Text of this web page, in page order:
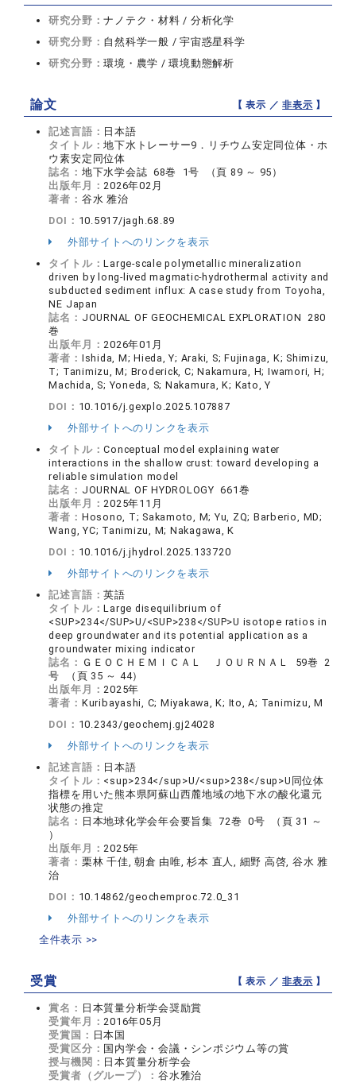
研究分野：ナノテク・材料 / 分析化学
研究分野： 自然科学一般 / 宇宙惑星科学
研究分野：環境・農学 / 環境動態解析
論文 【 表示 ／非表示 】
記述言語： 日本語
タイトル：地下水トレーサー9．リチウム安定同位体・ホ
ウ素安定同位体
誌名： 地下水学会誌 68巻 1号 （頁 89 ～ 95）
出版年月：2026年02月
著者： 谷水 雅治
DOI： 10.5917/jagh.68.89
外部サイトへのリンクを表示
タイトル：Large-scale polymetallic mineralization
driven by long-lived magmatic-hydrothermal activity and
subducted sediment influx: A case study from Toyoha,
NE Japan
誌名： JOURNAL OF GEOCHEMICAL EXPLORATION 280
巻
出版年月：2026年01月
著者： Ishida, M; Hieda, Y; Araki, S; Fujinaga, K; Shimizu,
T; Tanimizu, M; Broderick, C; Nakamura, H; Iwamori, H;
Machida, S; Yoneda, S; Nakamura, K; Kato, Y
DOI： 10.1016/j.gexplo.2025.107887
外部サイトへのリンクを表示
タイトル：Conceptual model explaining water
interactions in the shallow crust: toward developing a
reliable simulation model
誌名： JOURNAL OF HYDROLOGY 661巻
出版年月：2025年11月
著者： Hosono, T; Sakamoto, M; Yu, ZQ; Barberio, MD;
Wang, YC; Tanimizu, M; Nakagawa, K
DOI： 10.1016/j.jhydrol.2025.133720
外部サイトへのリンクを表示
記述言語：英語
タイトル：Large disequilibrium of
<SUP>234</SUP>U/<SUP>238</SUP>U isotope ratios in
deep groundwater and its potential application as a
groundwater mixing indicator
誌名： ＧＥＯＣＨＥＭＩＣＡＬ ＪＯＵＲＮＡＬ 59巻 2
号 （頁 35 ～ 44）
出版年月：2025年
著者： Kuribayashi, C; Miyakawa, K; Ito, A; Tanimizu, M
DOI： 10.2343/geochemj.gj24028
外部サイトへのリンクを表示
記述言語： 日本語
タイトル： <sup>234</sup>U/<sup>238</sup>U同位体
指標を用いた熊本県阿蘇山西麓地域の地下水の酸化還元
状態の推定
誌名： 日本地球化学会年会要旨集 72巻 0号 （頁 31 ～
）
出版年月：2025年
著者： 栗林 千佳, 朝倉 由唯, 杉本 直人, 細野 高啓, 谷水 雅
治
DOI： 10.14862/geochemproc.72.0_31
外部サイトへのリンクを表示
全件表示 >>
受賞 【 表示 ／非表示 】
賞名： 日本質量分析学会奨励賞
受賞年月：2016年05月
受賞国： 日本国
受賞区分： 国内学会・会議・シンポジウム等の賞
授与機関： 日本質量分析学会
受賞者（グループ）：谷水雅治